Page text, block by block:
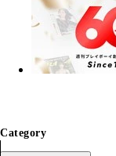
Category